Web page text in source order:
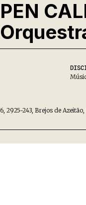
2925-243, Brejos de